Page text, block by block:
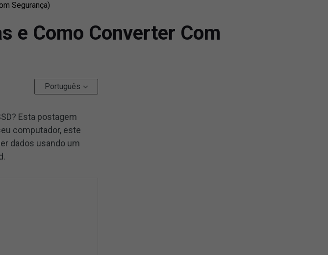
Segurança)
e Como Converter Com
Português
Esta postagem
computador, este
dados usando um